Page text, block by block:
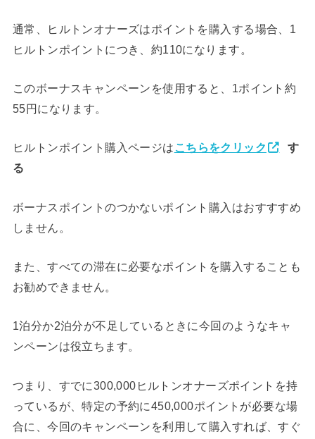
通常、ヒルトンオナーズはポイントを購入する場合、1
ヒルトンポイントにつき、約110になります。
このボーナスキャンペーンを使用すると、1ポイント約
55円になります。
ヒルトンポイント購入ページは こちらをクリック
す
る
ボーナスポイントのつかないポイント購入はおすすすめ
しません。
また、すべての滞在に必要なポイントを購入することも
お勧めできません。
1泊分か2泊分が不足しているときに今回のようなキャ
ンペーンは役立ちます。
つまり、すでに300,000ヒルトンオナーズポイントを持
っているが、特定の予約に450,000ポイントが必要な場
合に、今回のキャンペーンを利用して購入すれば、すぐ